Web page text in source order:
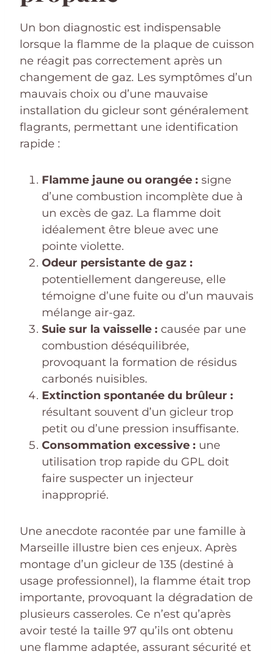
Un bon diagnostic est indispensable
lorsque la flamme de la plaque de cuisson
ne réagit pas correctement après un
changement de gaz. Les symptômes d’un
mauvais choix ou d’une mauvaise
installation du gicleur sont généralement
flagrants, permettant une identification
rapide :
Flamme jaune ou orangée : signe
d’une combustion incomplète due à
un excès de gaz. La flamme doit
idéalement être bleue avec une
pointe violette.
Odeur persistante de gaz :
potentiellement dangereuse, elle
témoigne d’une fuite ou d’un mauvais
mélange air-gaz.
Suie sur la vaisselle : causée par une
combustion déséquilibrée,
provoquant la formation de résidus
carbonés nuisibles.
Extinction spontanée du brûleur :
résultant souvent d’un gicleur trop
petit ou d’une pression insuffisante.
Consommation excessive : une
utilisation trop rapide du GPL doit
faire suspecter un injecteur
inapproprié.
Une anecdote racontée par une famille à
Marseille illustre bien ces enjeux. Après
montage d’un gicleur de 135 (destiné à
usage professionnel), la flamme était trop
importante, provoquant la dégradation de
plusieurs casseroles. Ce n’est qu’après
avoir testé la taille 97 qu’ils ont obtenu
une flamme adaptée, assurant sécurité et